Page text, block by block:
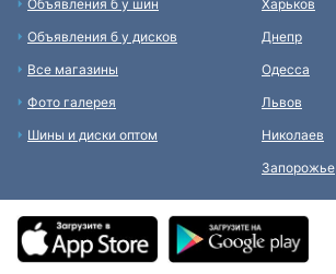
Объявления б у шин
Объявления б у дисков
Все магазины
Фото галерея
Шины и диски оптом
Харьков
Днепр
Одесса
Львов
Николаев
Запорожье